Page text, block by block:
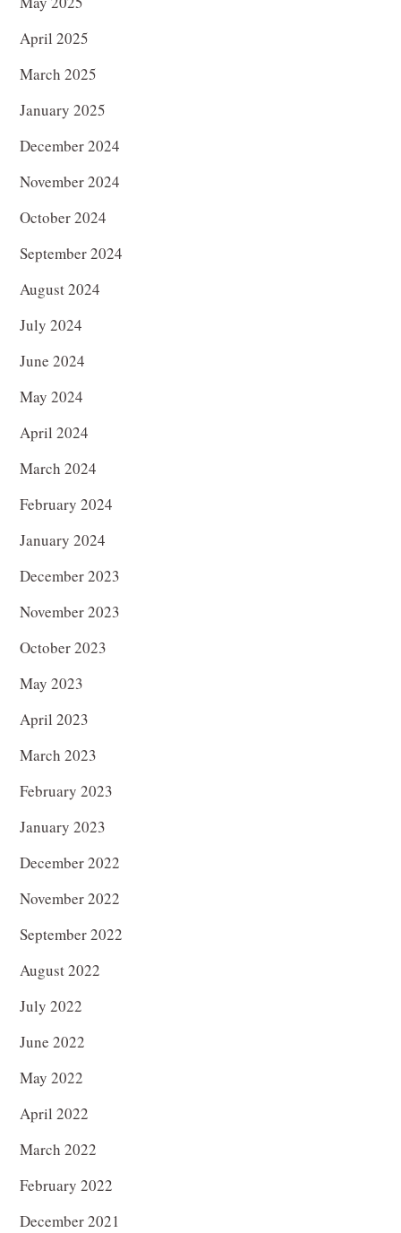
April 2025
March 2025
January 2025
December 2024
November 2024
October 2024
September 2024
August 2024
July 2024
June 2024
May 2024
April 2024
March 2024
February 2024
January 2024
December 2023
November 2023
October 2023
May 2023
April 2023
March 2023
February 2023
January 2023
December 2022
November 2022
September 2022
August 2022
July 2022
June 2022
May 2022
April 2022
March 2022
February 2022
December 2021